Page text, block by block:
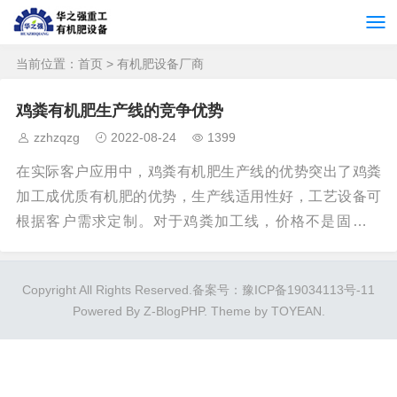
当前位置： 首页 > 有机肥设备厂商
鸡粪有机肥生产线的竞争优势
zzhzqzg 2022-08-24 1399
在实际客户应用中，鸡粪有机肥生产线的优势突出了鸡粪
加工成优质有机肥的优势，生产线适用性好，工艺设备可
根据客户需求定制。对于鸡粪加工线，价格不是固定价
题。鸡粪、猪粪、牛粪堆积成山，难闻的气味也对环境造
成了很大的污染。鸡粪有机肥是由新鲜鸡粪和酒精细菌制
Copyright All Rights Reserved. 备案号：豫ICP备19034113号-11
Powered By Z-BlogPHP. Theme by TOYEAN